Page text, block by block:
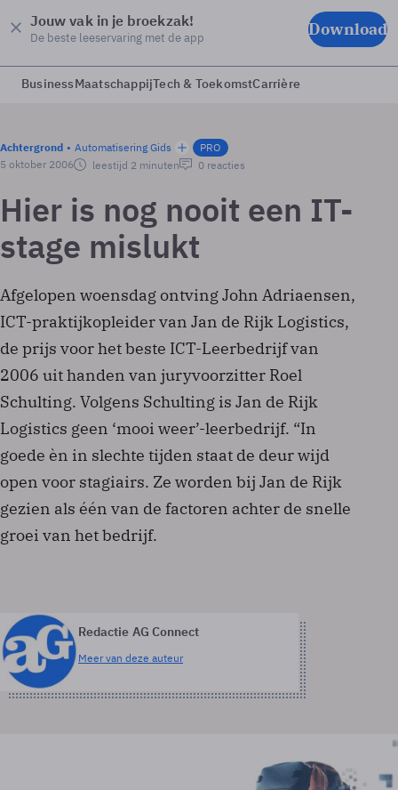
Jouw vak in je broekzak!
De beste leeservaring met de app Download
BusinessMaatschappijTech & ToekomstCarrière
Achtergrond Automatisering Gids
PRO
5 oktober 2006
leestijd 2 minuten 0 reacties
Hier is nog nooit een IT-
stage mislukt
Afgelopen woensdag ontving John Adriaensen,
ICT-praktijkopleider van Jan de Rijk Logistics,
de prijs voor het beste ICT-Leerbedrijf van
2006 uit handen van juryvoorzitter Roel
Schulting. Volgens Schulting is Jan de Rijk
Logistics geen ‘mooi weer’-leerbedrijf. “In
goede èn in slechte tijden staat de deur wijd
open voor stagiairs. Ze worden bij Jan de Rijk
gezien als één van de factoren achter de snelle
groei van het bedrijf.
Redactie AG Connect
Meer van deze auteur